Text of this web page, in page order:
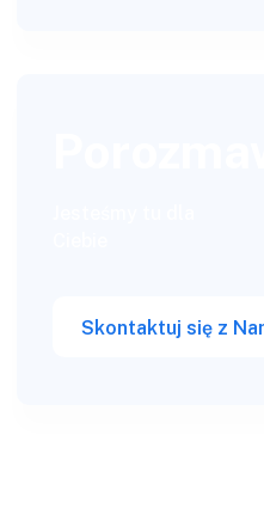
Skontaktuj się z